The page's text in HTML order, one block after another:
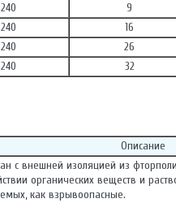
240 9
240 16
240 26
240 32
Описание
с внешней изоляцией из
органических веществ и
как взрывоопасные.